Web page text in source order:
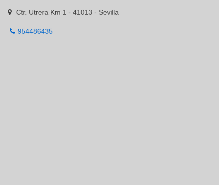
Ctr. Utrera Km 1 - 41013 - Sevilla
954486435